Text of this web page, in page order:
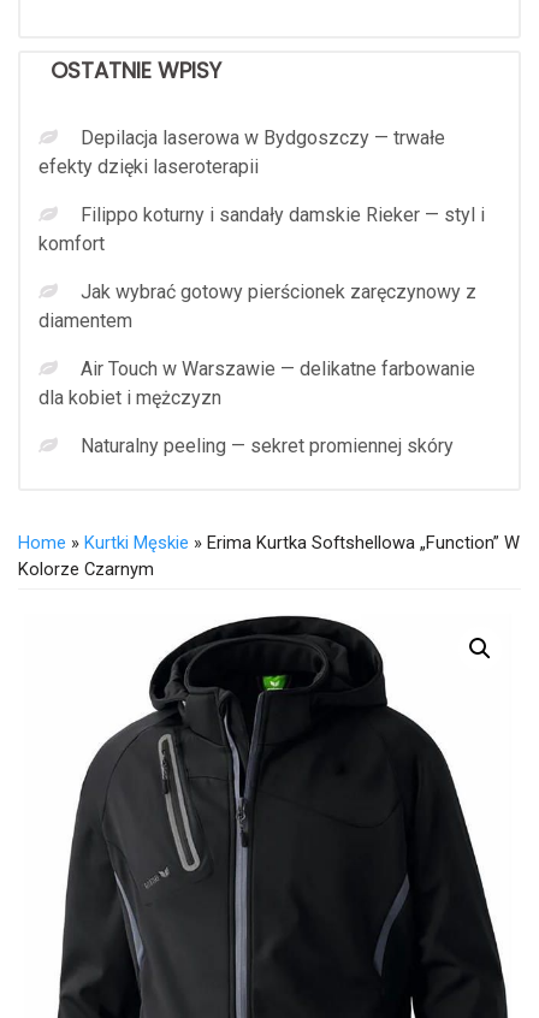
OSTATNIE WPISY
Depilacja laserowa w Bydgoszczy — trwałe
efekty dzięki laseroterapii
Filippo koturny i sandały damskie Rieker — styl i
komfort
Jak wybrać gotowy pierścionek zaręczynowy z
diamentem
Air Touch w Warszawie — delikatne farbowanie
dla kobiet i mężczyzn
Naturalny peeling — sekret promiennej skóry
Home » Kurtki Męskie » Erima Kurtka Softshellowa „Function” W
Kolorze Czarnym